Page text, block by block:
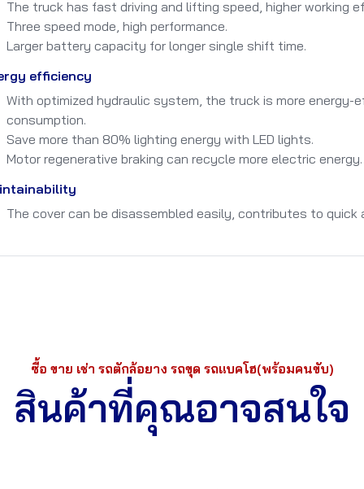
The truck has fast driving and lifting speed, higher working
Three speed mode, high performance.
Larger battery capacity for longer single shift time.
efficiency
With optimized hydraulic system, the truck is more energy-
consumption.
Save more than 80% lighting energy with LED lights.
Motor regenerative braking can recycle more electric energy.
The cover can be disassembled easily, contributes to quick
ซื้อ ขาย เช่า รถตักล้อยาง รถขุด รถแบคโฮ(พร้อมคนขับ)
สินค้าที่คุณอาจสนใจ